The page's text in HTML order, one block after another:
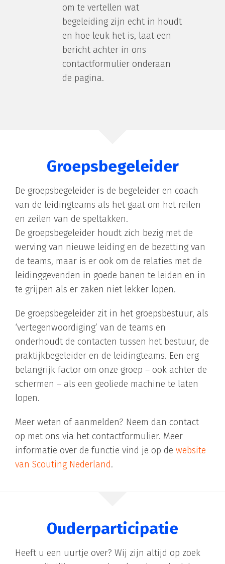
om te vertellen wat
begeleiding zijn echt in houdt
en hoe leuk het is, laat een
bericht achter in ons
contactformulier onderaan
de pagina.
Groepsbegeleider
De groepsbegeleider is de begeleider en coach
van de leidingteams als het gaat om het reilen
en zeilen van de speltakken.
De groepsbegeleider houdt zich bezig met de
werving van nieuwe leiding en de bezetting van
de teams, maar is er ook om de relaties met de
leidinggevenden in goede banen te leiden en in
te grijpen als er zaken niet lekker lopen.
De groepsbegeleider zit in het groepsbestuur, als
‘vertegenwoordiging’ van de teams en
onderhoudt de contacten tussen het bestuur, de
praktijkbegeleider en de leidingteams. Een erg
belangrijk factor om onze groep – ook achter de
schermen – als een geoliede machine te laten
lopen.
Meer weten of aanmelden? Neem dan contact
op met ons via het contactformulier. Meer
informatie over de functie vind je op de website
van Scouting Nederland.
Ouderparticipatie
Heeft u een uurtje over? Wij zijn altijd op zoek